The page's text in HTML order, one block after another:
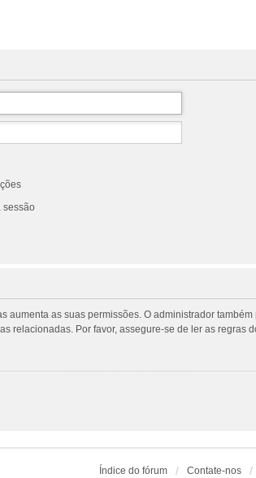
sessão
as suas permissões. O administrador
relacionadas. Por favor, assegure-se de ler as regras
Índice do fórum Contate-nos